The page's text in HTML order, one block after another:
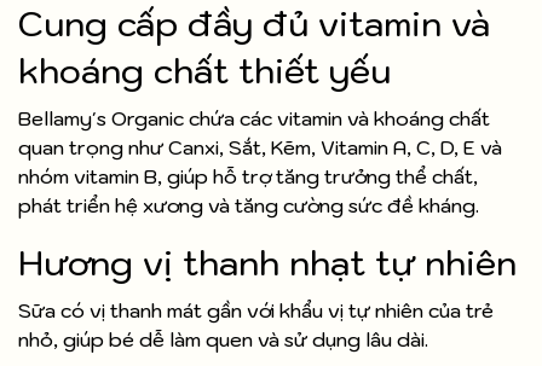
Cung cấp đầy đủ vitamin và
khoáng chất thiết yếu
Bellamy's Organic chứa các vitamin và khoáng chất
quan trọng như Canxi, Sắt, Kẽm, Vitamin A, C, D, E và
nhóm vitamin B, giúp hỗ trợ tăng trưởng thể chất,
phát triển hệ xương và tăng cường sức đề kháng.
Hương vị thanh nhạt tự nhiên
Sữa có vị thanh mát gần với khẩu vị tự nhiên của trẻ
nhỏ, giúp bé dễ làm quen và sử dụng lâu dài.